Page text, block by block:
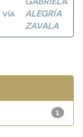
vía
ALEGRÍA
ZAVALA
1